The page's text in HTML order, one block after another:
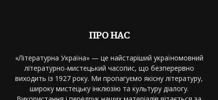
ПРО НАС
«Літературна Україна» — це найстаріший україномовний
літературно-мистецький часопис, що безперервно
виходить із 1927 року. Ми пропагуємо якісну літературу,
широку мистецьку інклюзію та культуру діалогу.